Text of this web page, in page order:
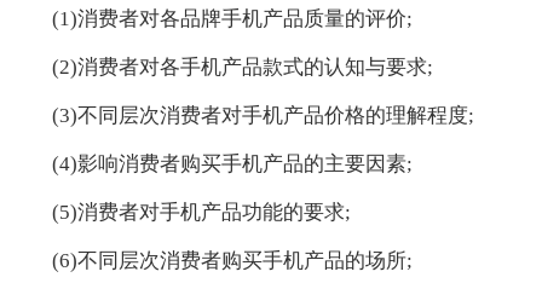
(1)消费者对各品牌手机产品质量的评价;
(2)消费者对各手机产品款式的认知与要求;
(3)不同层次消费者对手机产品价格的理解程度;
(4)影响消费者购买手机产品的主要因素;
(5)消费者对手机产品功能的要求;
(6)不同层次消费者购买手机产品的场所;